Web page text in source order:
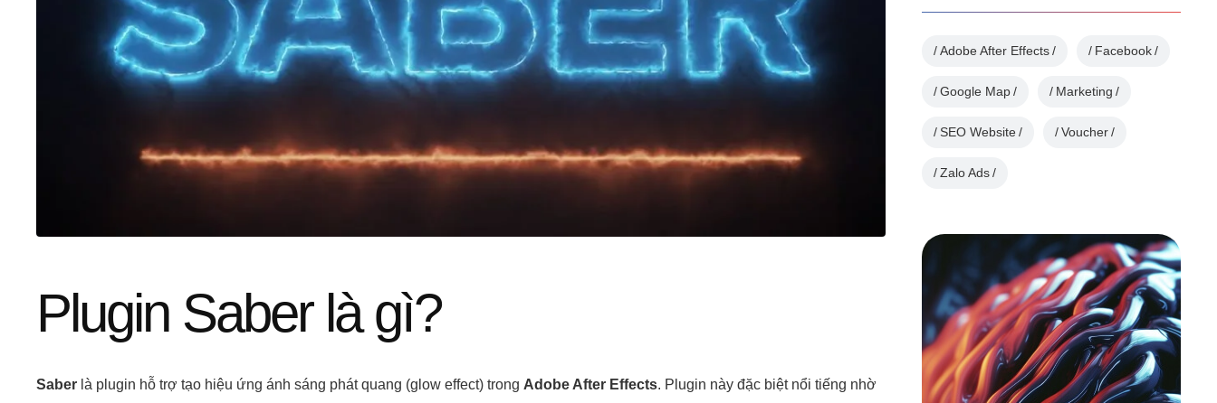
Plugin Saber là gì?
Saber là plugin hỗ trợ tạo hiệu ứng ánh sáng phát quang (glow effect) trong Adobe After Effects. Plugin này đặc biệt nổi tiếng nhờ
Adobe After Effects Facebook
Google Map Marketing
SEO Website Voucher
Zalo Ads